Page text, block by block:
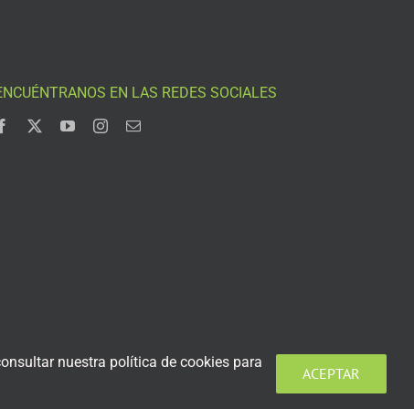
EN LAS REDES SOCIALES
nuestra política de cookies para
ACEPTAR